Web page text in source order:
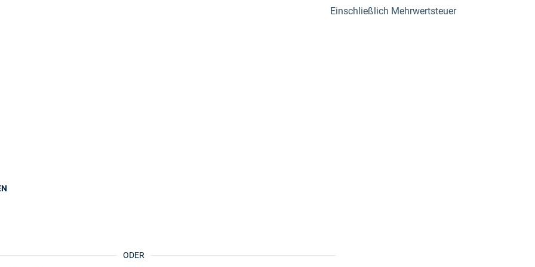
Einschließlich Mehrwertsteuer
ODER